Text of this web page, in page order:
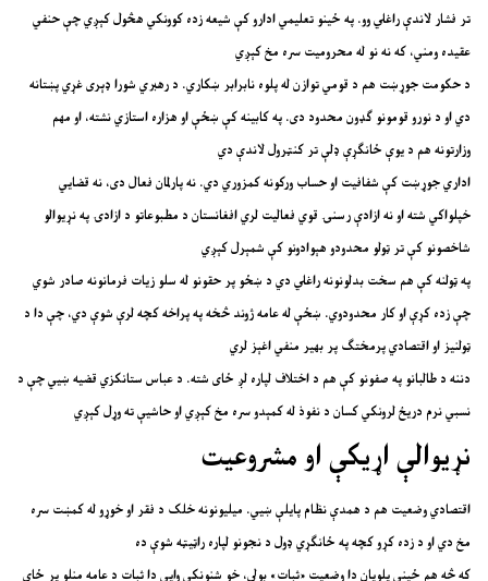
تر فشار لاندې راغلي وو. په ځینو تعلیمي ادارو کې شیعه زده کوونکي هڅول کېږي چې حنفي
عقیده ومني، که نه نو له محرومیت سره مخ کېږي
د حکومت جوړښت هم د قومي توازن له پلوه نابرابر ښکاري. د رهبري شورا ډېری غړي پښتانه
دي او د نورو قومونو ګډون محدود دی. په کابینه کې ښځې او هزاره استازي نشته، او مهم
وزارتونه هم د یوې ځانګړې ډلې تر کنټرول لاندې دي
اداري جوړښت کې شفافیت او حساب ورکونه کمزوري دي. نه پارلمان فعال دی، نه قضايي
خپلواکي شته او نه ازادې رسنۍ قوي فعالیت لري افغانستان د مطبوعاتو د ازادۍ په نړیوالو
شاخصونو کې تر ټولو محدودو هېوادونو کې شمېرل کېږي
په ټولنه کې هم سخت بدلونونه راغلي دي د ښځو پر حقونو له سلو زیات فرمانونه صادر شوي
چې زده کړې او کار محدودوي. ښځې له عامه ژوند څخه په پراخه کچه لرې شوې دي، چې دا د
ټولنیز او اقتصادي پرمختګ پر بهیر منفي اغېز لري
دننه د طالبانو په صفونو کې هم د اختلاف لپاره لږ ځای شته. د عباس ستانکزي قضیه ښيي چې د
نسبي نرم دریځ لرونکي کسان د نفوذ له کمېدو سره مخ کېږي او حاشیې ته وړل کېږي
نړیوالې اړیکې او مشروعیت
اقتصادي وضعیت هم د همدې نظام پایلې ښيي. میلیونونه خلک د فقر او خوړو له کمښت سره
مخ دي او د زده کړو کچه په ځانګړي ډول د نجونو لپاره راټیټه شوې ده
که څه هم ځینې پلویان دا وضعیت «ثبات» بولي، خو شنونکي وايي دا ثبات د عامه منلو پر ځای